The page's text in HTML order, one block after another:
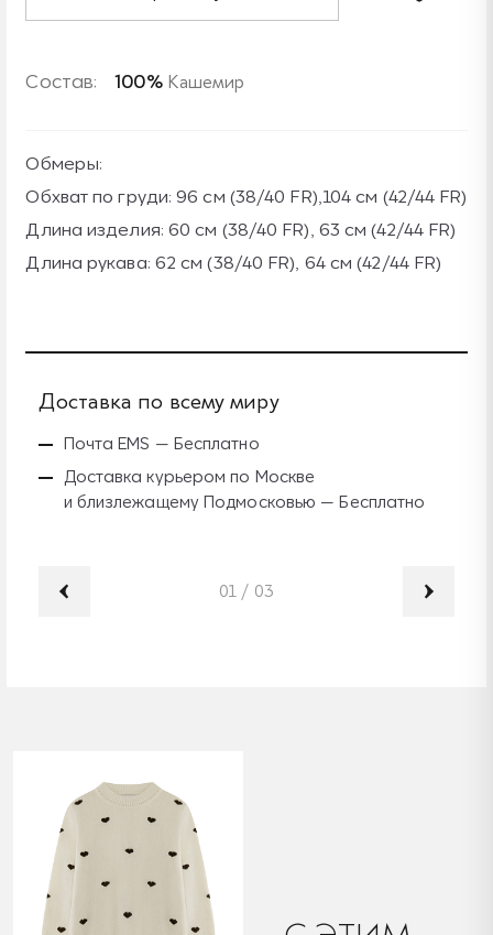
Состав: 100%Кашемир
Обмеры:
Обхват по груди: 96 см (38/40 FR),104 см (42/44 FR)
Длина изделия: 60 см (38/40 FR), 63 см (42/44 FR)
Длина рукава: 62 см (38/40 FR), 64 см (42/44 FR)
Доставка по всему миру
Почта EMS — Бесплатно
Доставка курьером по Москве
и близлежащему Подмосковью — Бесплатно
01 / 03